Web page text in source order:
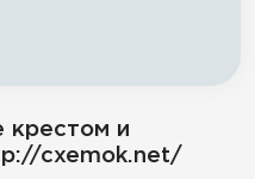
крестом и
cxemok.net/